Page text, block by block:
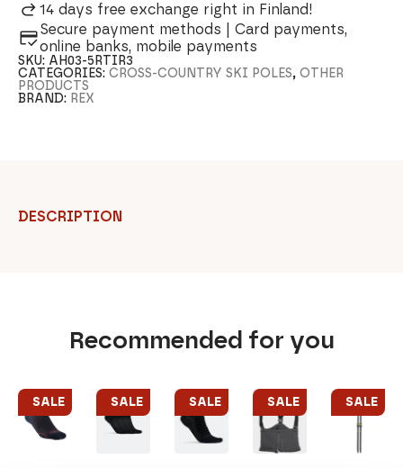
14 days free exchange right in Finland!
Secure payment methods | Card payments,
online banks, mobile payments
SKU: AH03-5RTIR3
CATEGORIES:CROSS-COUNTRY SKI POLES,OTHER
PRODUCTS
BRAND: REX
DESCRIPTION
Recommended for you
SALE SALE SALE SALE SALE